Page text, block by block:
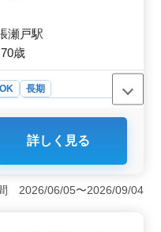
社会保険完備で、年
充実しておりま
ることができ、経験
瀬戸駅
歳
長期
アルバイト・パート
トアでの薬剤師業務に
庫管理、薬歴管理、
、スキルを磨ける環境
詳しく見る
2026/06/05〜2026/09/04